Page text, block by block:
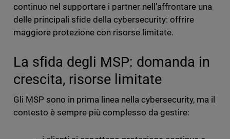
continuo nel supportare i partner nell’affrontare una
delle principali sfide della cybersecurity: offrire
maggiore protezione con risorse limitate.
La sfida degli MSP: domanda in
crescita, risorse limitate
Gli MSP sono in prima linea nella cybersecurity, ma il
contesto è sempre più complesso da gestire: